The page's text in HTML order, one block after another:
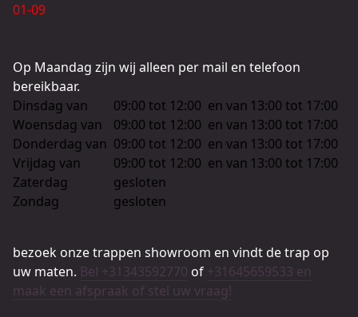
01-09
Op Maandag zijn wij alleen per mail en telefoon
bereikbaar.
Dinsdag van
09:00 tot 12:00 en van 13:00 tot 17:00
Woensdag van
09:00 tot 12:00 en van 13:00 tot 17:00
Donderdag van 09:00 tot 12:00 en van 13:00 tot 17:00
Vrijdag van
09:00 tot 12:00 en van 13:00 tot 17:00
Zaterdag
gesloten
Zondag
gesloten
bezoek onze trappen showroom en vindt de trap op
uw maten. Bel +31343592770 of +31645659533 en
maak een afspraak of stel uw vraag!